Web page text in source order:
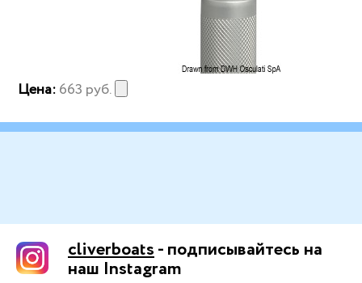
Цена:663 руб.
cliverboats- подписывайтесь на
наш Instagram